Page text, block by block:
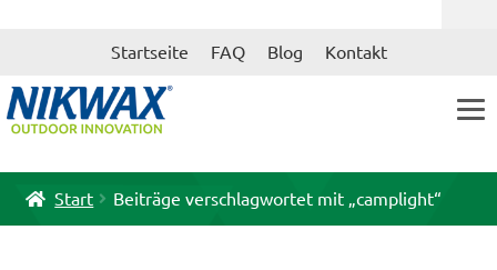
Navigation
Zum
Startseite FAQ Blog Kontakt
Start Beiträge verschlagwortet mit „camplight“